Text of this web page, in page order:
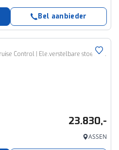
Bel aanbieder
1.5 | Panoramadak | Adaptieve Cruise Control | Ele.verstelbare stoelen + Geheugen | Camera | Stoel/Stuurverwarming | LED | Apple CarPlay/Android Auto | Ele.verstelbare Achterklep | Infinity Audio |
23.830,-
ASSEN